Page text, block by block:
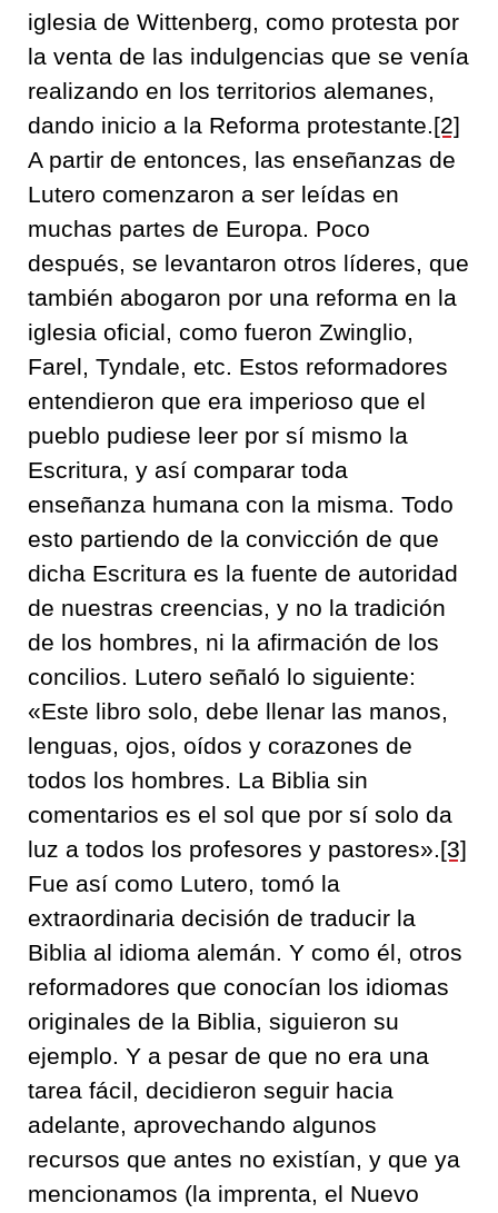
iglesia de Wittenberg, como protesta por
la venta de las indulgencias que se venía
realizando en los territorios alemanes,
dando inicio a la Reforma protestante. [2]
A partir de entonces, las enseñanzas de
Lutero comenzaron a ser leídas en
muchas partes de Europa. Poco
después, se levantaron otros líderes, que
también abogaron por una reforma en la
iglesia oficial, como fueron Zwinglio,
Farel, Tyndale, etc. Estos reformadores
entendieron que era imperioso que el
pueblo pudiese leer por sí mismo la
Escritura, y así comparar toda
enseñanza humana con la misma. Todo
esto partiendo de la convicción de que
dicha Escritura es la fuente de autoridad
de nuestras creencias, y no la tradición
de los hombres, ni la afirmación de los
concilios. Lutero señaló lo siguiente:
«Este libro solo, debe llenar las manos,
lenguas, ojos, oídos y corazones de
todos los hombres. La Biblia sin
comentarios es el sol que por sí solo da
luz a todos los profesores y pastores». [3]
Fue así como Lutero, tomó la
extraordinaria decisión de traducir la
Biblia al idioma alemán. Y como él, otros
reformadores que conocían los idiomas
originales de la Biblia, siguieron su
ejemplo. Y a pesar de que no era una
tarea fácil, decidieron seguir hacia
adelante, aprovechando algunos
recursos que antes no existían, y que ya
mencionamos (la imprenta, el Nuevo